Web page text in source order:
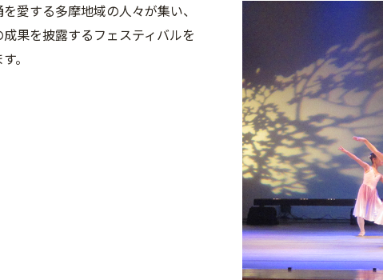
愛する多摩地域の人々が集い、
果を披露するフェスティバルを
。